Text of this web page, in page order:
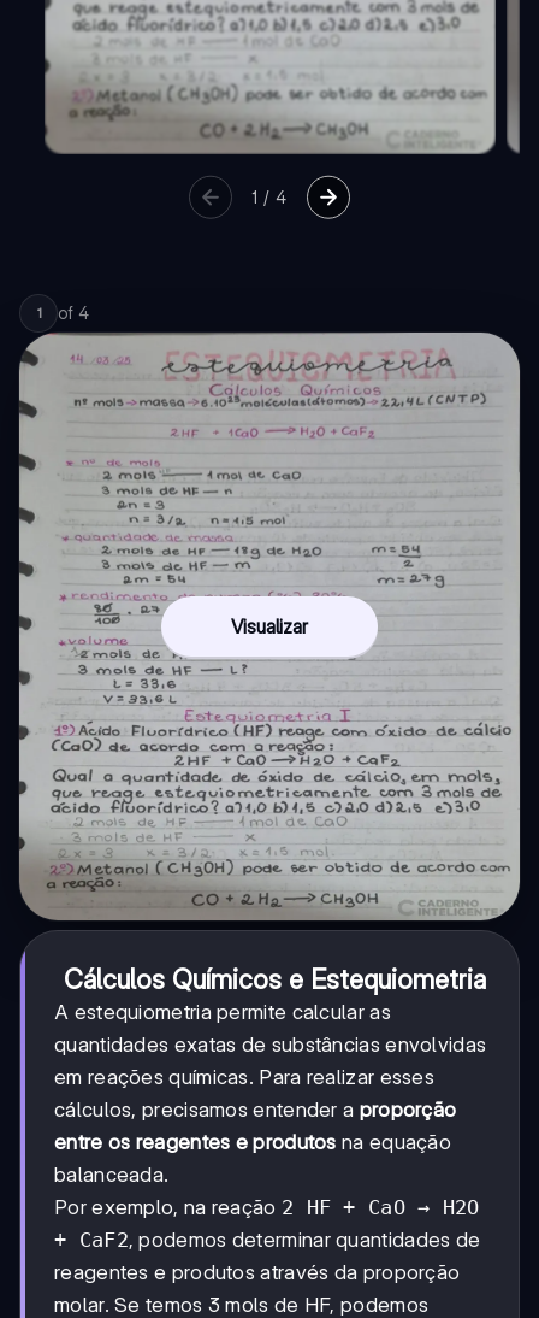
1 /4
1 of 4
Visualizar
Cálculos Químicos e Estequiometria
A estequiometria permite calcular as
quantidades exatas de substâncias envolvidas
em reações químicas. Para realizar esses
cálculos, precisamos entender a proporção
entre os reagentes e produtos na equação
balanceada.
Por exemplo, na reação 2 HF + CaO → H2O
+ CaF2, podemos determinar quantidades de
reagentes e produtos através da proporção
molar. Se temos 3 mols de HF, podemos